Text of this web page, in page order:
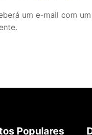
um e-mail com
Populares